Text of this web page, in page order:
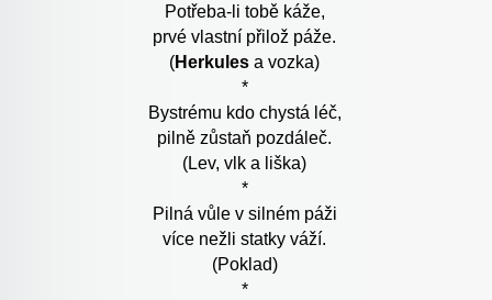
Potřeba-li tobě káže,
prvé vlastní přilož páže.
(Herkules a vozka)
*
Bystrému kdo chystá léč,
pilně zůstaň pozdáleč.
(Lev, vlk a liška)
*
Pilná vůle v silném páži
více nežli statky váží.
(Poklad)
*